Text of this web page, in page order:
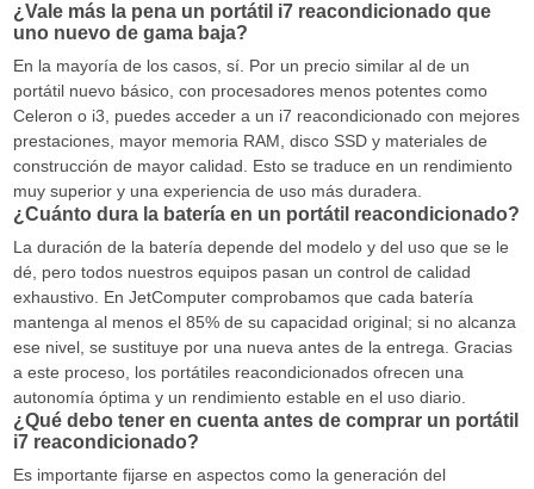
¿Vale más la pena un portátil i7 reacondicionado que
uno nuevo de gama baja?
En la mayoría de los casos, sí. Por un precio similar al de un
portátil nuevo básico, con procesadores menos potentes como
Celeron o i3, puedes acceder a un i7 reacondicionado con mejores
prestaciones, mayor memoria RAM, disco SSD y materiales de
construcción de mayor calidad. Esto se traduce en un rendimiento
muy superior y una experiencia de uso más duradera.
¿Cuánto dura la batería en un portátil reacondicionado?
La duración de la batería depende del modelo y del uso que se le
dé, pero todos nuestros equipos pasan un control de calidad
exhaustivo. En JetComputer comprobamos que cada batería
mantenga al menos el 85% de su capacidad original; si no alcanza
ese nivel, se sustituye por una nueva antes de la entrega. Gracias
a este proceso, los portátiles reacondicionados ofrecen una
autonomía óptima y un rendimiento estable en el uso diario.
¿Qué debo tener en cuenta antes de comprar un portátil
i7 reacondicionado?
Es importante fijarse en aspectos como la generación del